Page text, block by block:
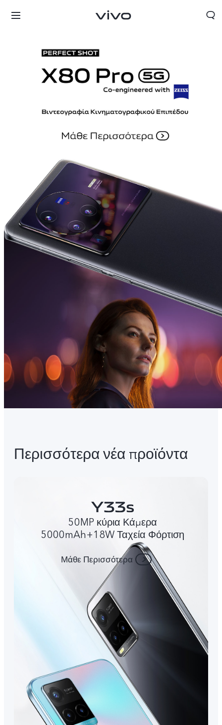
Greece | Επιλέξτε χώρα/περιοχή
Περισσότερα νέα προϊόντα
50MP κύρια Κάμερα
5000mAh+18W Ταχεία Φόρτιση
Μάθε Περισσότερα